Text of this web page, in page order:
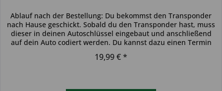
Ablauf nach der Bestellung: Du bekommst den Transponder
nach Hause geschickt. Sobald du den Transponder hast, muss
dieser in deinen Autoschlüssel eingebaut und anschließend
auf dein Auto codiert werden. Du kannst dazu einen Termin
19,99 € *